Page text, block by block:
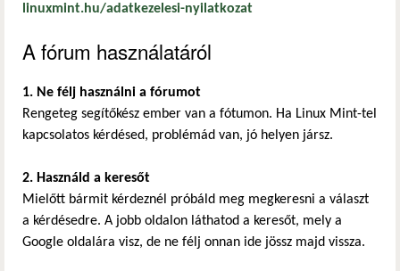
linuxmint.hu/adatkezelesi-nyilatkozat
A fórum használatáról
1. Ne félj használni a fórumot
Rengeteg segítőkész ember van a fótumon. Ha Linux Mint-tel
kapcsolatos kérdésed, problémád van, jó helyen jársz.
2. Használd a keresőt
Mielőtt bármit kérdeznél próbáld meg megkeresni a választ
a kérdésedre. A jobb oldalon láthatod a keresőt, mely a
Google oldalára visz, de ne félj onnan ide jössz majd vissza.